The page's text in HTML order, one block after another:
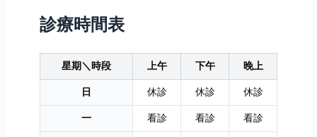
診療時間表
星期＼時段 上午 下午
晚上
日
休診 休診
休診
一
看診 看診
看診